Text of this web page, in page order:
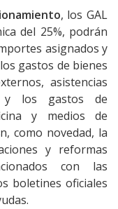
, los GAL
del 25%, podrán
asignados y
gastos de bienes
asistencias
y los gastos de
y medios de
como novedad, la
y reformas
con las
boletines oficiales